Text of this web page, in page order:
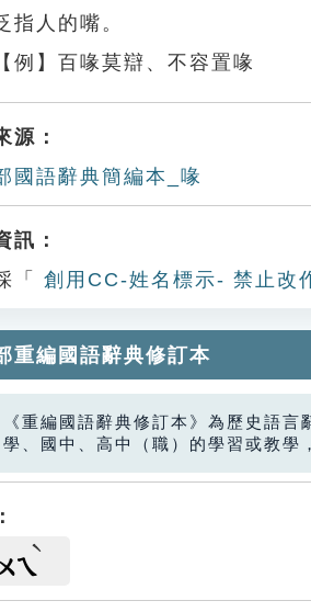
指人的嘴。
【例】百喙莫辯、不容置喙
源：
國語辭典簡編本_喙
訊：
「
創用CC-姓名標示- 禁止改
重編國語辭典修訂本
《重編國語辭典修訂本》為歷史語
學、國中、高中（職）的學習或教學
ㄟ